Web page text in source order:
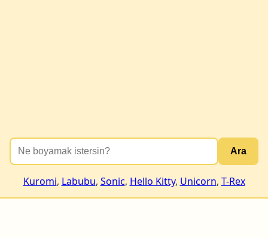
Ara
Kuromi, Labubu, Sonic, Hello Kitty, Unicorn, T-Rex